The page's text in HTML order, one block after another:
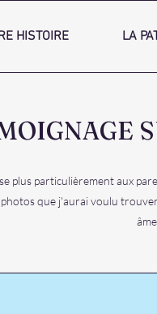
HISTOIRE LA
plus particulièrement aux
photos que j'aurai voulu